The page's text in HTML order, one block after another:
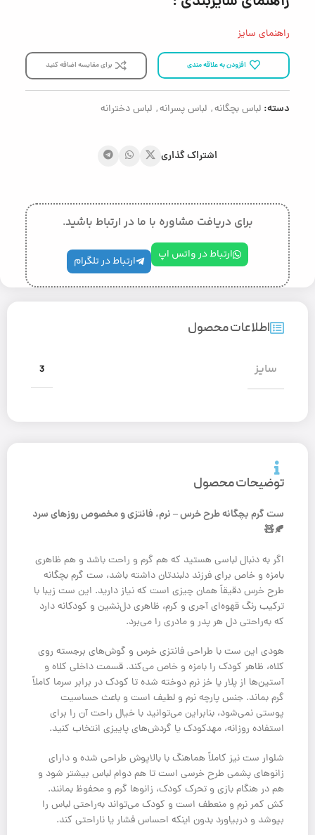
راهنمای سایز
افزودن به علاقه مندی برای مقایسه اضافه کنید
دسته: لباس بچگانه, لباس پسرانه, لباس دخترانه
اشتراک گذاری
برای دریافت مشاوره با ما در ارتباط باشید.
ارتباط در واتس اپ ارتباط در تلگرام
توضیحات محصول
ست گرم بچگانه طرح خرس – نرم، فانتزی و مخصوص روزهای سرد
🍂🧸
اگر به دنبال لباسی هستید که هم گرم و راحت باشد و هم ظاهری
بامزه و خاص برای فرزند دلبندتان داشته باشد، ست گرم بچگانه
طرح خرس دقیقاً همان چیزی است که نیاز دارید. این ست زیبا با
ترکیب رنگ قهوه‌ای آجری و کرم، ظاهری دل‌نشین و کودکانه دارد
که به‌راحتی دل هر پدر و مادری را می‌برد.
هودی این ست با طراحی فانتزی خرس و گوش‌های برجسته روی
کلاه، ظاهر کودک را بامزه و خاص می‌کند. قسمت داخلی کلاه و
آستین‌ها از پلار یا خز نرم دوخته شده تا کودک در برابر سرما کاملاً
گرم بماند. جنس پارچه نرم و لطیف است و باعث حساسیت
پوستی نمی‌شود، بنابراین می‌توانید با خیال راحت آن را برای
استفاده روزانه، مهدکودک یا گردش‌های پاییزی انتخاب کنید.
شلوار ست نیز کاملاً هماهنگ با بالاپوش طراحی شده و دارای
زانوهای پشمی طرح خرسی است تا هم دوام لباس بیشتر شود و
هم در هنگام بازی و تحرک کودک، زانوها گرم و محفوظ بمانند.
کش کمر نرم و منعطف است و کودک می‌تواند به‌راحتی لباس را
بپوشد و دربیاورد بدون اینکه احساس فشار یا ناراحتی کند.
اطلاعات محصول
سایز 3